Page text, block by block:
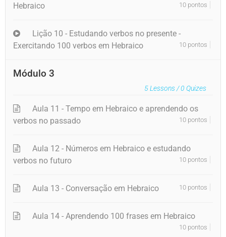
Hebraico
10 pontos
Lição 10 - Estudando verbos no presente -
Exercitando 100 verbos em Hebraico
10 pontos
Módulo 3
5Lessons /0 Quizes
Aula 11 - Tempo em Hebraico e aprendendo os
verbos no passado
10 pontos
Aula 12 - Números em Hebraico e estudando
verbos no futuro
10 pontos
Aula 13 - Conversação em Hebraico 10 pontos
Aula 14 - Aprendendo 100 frases em Hebraico
10 pontos